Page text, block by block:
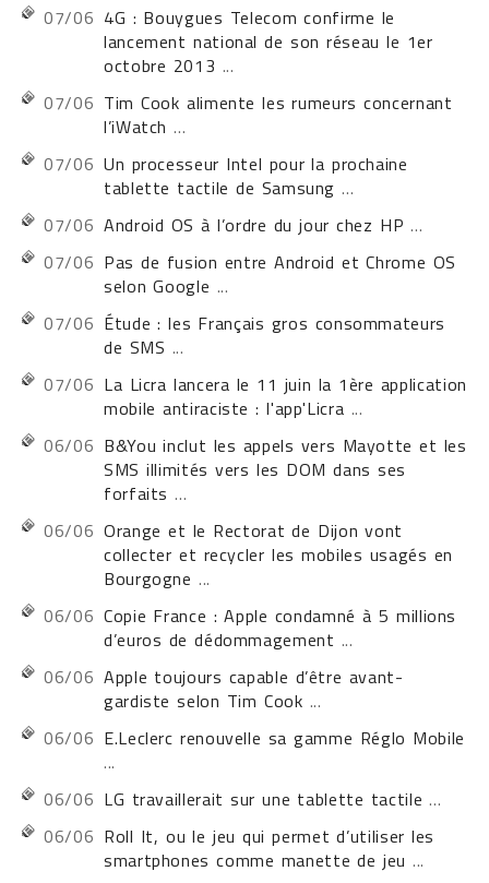
07/06 4G : Bouygues Telecom confirme le
lancement national de son réseau le 1er
octobre 2013 ...
07/06 Tim Cook alimente les rumeurs concernant
l’iWatch ...
07/06 Un processeur Intel pour la prochaine
tablette tactile de Samsung ...
07/06 Android OS à l’ordre du jour chez HP ...
07/06 Pas de fusion entre Android et Chrome OS
selon Google ...
07/06 Étude : les Français gros consommateurs
de SMS ...
07/06 La Licra lancera le 11 juin la 1ère application
mobile antiraciste : l'app'Licra ...
06/06 B&You inclut les appels vers Mayotte et les
SMS illimités vers les DOM dans ses
forfaits ...
06/06 Orange et le Rectorat de Dijon vont
collecter et recycler les mobiles usagés en
Bourgogne ...
06/06 Copie France : Apple condamné à 5 millions
d’euros de dédommagement ...
06/06 Apple toujours capable d’être avant-
gardiste selon Tim Cook ...
06/06 E.Leclerc renouvelle sa gamme Réglo Mobile
...
06/06 LG travaillerait sur une tablette tactile ...
06/06 Roll It, ou le jeu qui permet d’utiliser les
smartphones comme manette de jeu ...